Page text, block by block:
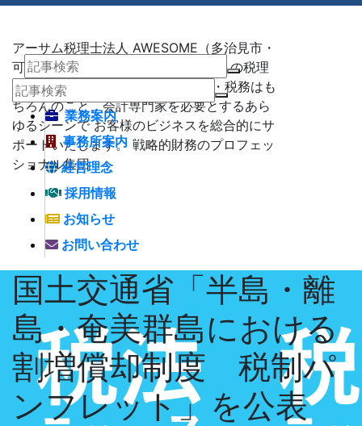
アーサム税理士法人 AWESOME（多治見市・
可児市・瑞浪市・土岐市） -地域No1 の税理
士法人 アーサム税理士法人 – 会計・税務はも
ちろんのこと、会計専門家を必要とするあら
ゆるシーンで お客様のビジネスを総合的にサ
ポートいたします。 戦略的財務のプロフェッ
ショナル集団
業務案内
事務所案内
経営理念
採用情報
お知らせ
お問い合わせ
国土交通省「半島・離
島・奄美群島における
割増償却制度 税制パ
ンフレット」を公表